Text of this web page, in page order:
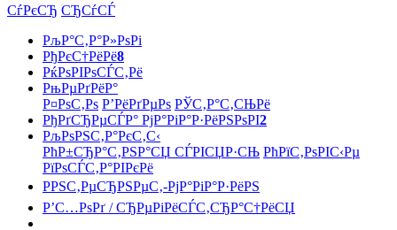
СѓРєСЂ СЂСѓСЃ
РљР°С‚Р°Р»РѕРі
РђРєС†РёРё8
РќРѕРІРѕСЃС‚Рё
РњРµРґРёР°
Р¤РѕС‚Рѕ Р’РёРґРµРѕ РЎС‚Р°С‚СЊРё
РђРґСЂРµСЃР° РјР°РіР°Р·РёРЅРѕРІ2
РљРѕРЅС‚Р°РєС‚С‹
РћР±СЂР°С‚РЅР°СЏ СЃРІСЏР·СЊ РћРїС‚РѕРІС‹Рµ
РїРѕСЃС‚Р°РІРєРё
РРЅС‚РµСЂРЅРµС‚-РјР°РіР°Р·РёРЅ
Р’С…РѕРґ / СЂРµРіРёСЃС‚СЂР°С†РёСЏ